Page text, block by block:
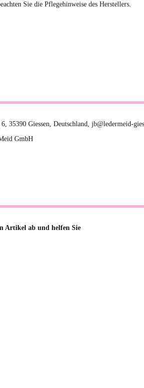
Sie die Pflegehinweise des Herstellers.
35390 Giessen, Deutschland, jb@ledermeid-
GmbH
Artikel ab und helfen Sie